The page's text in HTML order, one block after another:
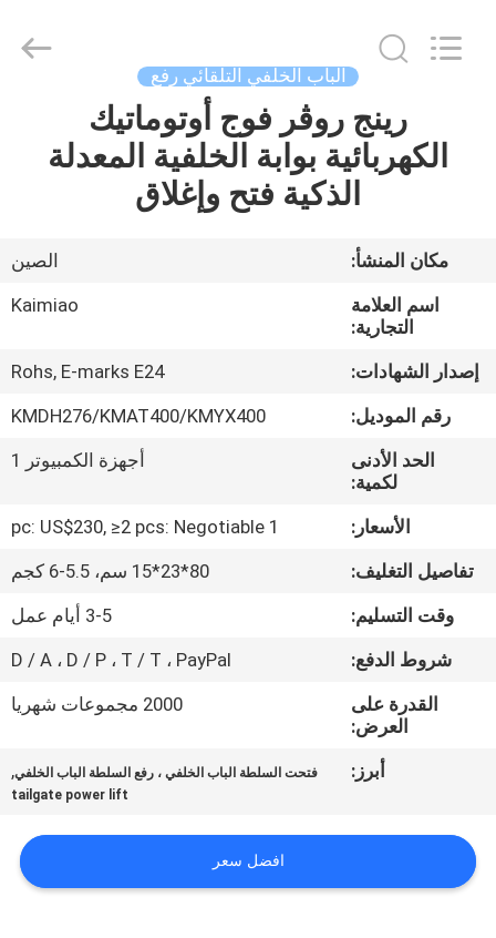
معلومات
جولة
مراقبة
الجودة
اتصل
اطلب
اقتباس
Technology
الباب الخلفي التلقائي رفع
رينج روڤر فوج أوتوماتيك
الكهربائية بوابة الخلفية المعدلة
الذكية فتح وإغلاق
مكان المنشأ:
الصين
اسم العلامة
التجارية:
Kaimiao
إصدار الشهادات:
Rohs, E-marks E24
رقم الموديل:
KMDH276/KMAT400/KMYX400
الحد الأدنى
لكمية:
أجهزة الكمبيوتر 1
الأسعار:
1 pc: US$230, ≥2 pcs: Negotiable
تفاصيل التغليف:
80*23*15 سم، 5.5-6 كجم
وقت التسليم:
3-5 أيام عمل
شروط الدفع:
D / A ، D / P ، T / T ، PayPal
القدرة على
العرض:
2000 مجموعات شهريا
أبرز: فتحت السلطة الباب الخلفي ، رفع السلطة الباب الخلفي,
tailgate power lift
افضل سعر